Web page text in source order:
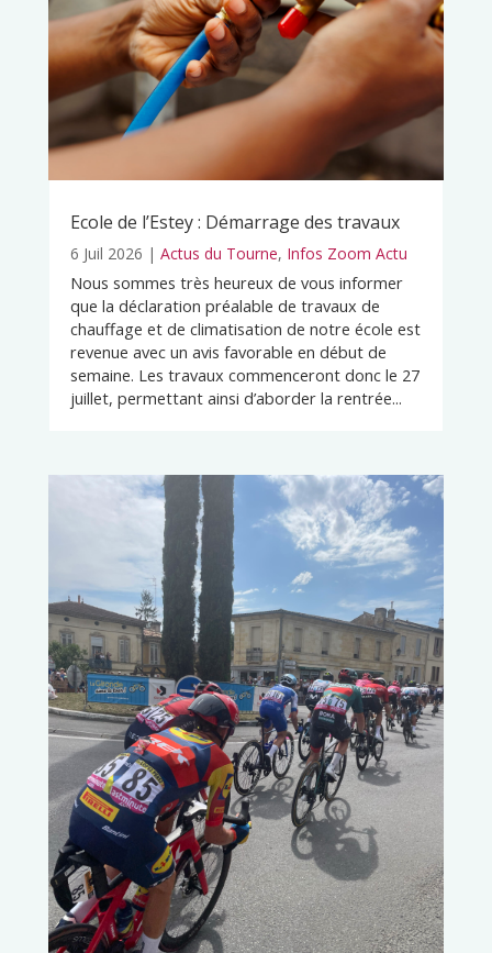
Ecole de l’Estey : Démarrage des travaux
6 Juil 2026 | Actus du Tourne, Infos Zoom Actu
Nous sommes très heureux de vous informer
que la déclaration préalable de travaux de
chauffage et de climatisation de notre école est
revenue avec un avis favorable en début de
semaine. Les travaux commenceront donc le 27
juillet, permettant ainsi d’aborder la rentrée...